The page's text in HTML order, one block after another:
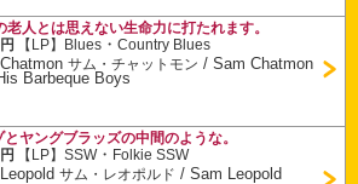
老人とは思えない生命力に打たれます。
【LP】 Blues ・Country Blues
サム・チャットモン /Sam Chatmon
Barbeque Boys
とヤングブラッズの中間のような。
【LP】SSW・ Folkie SSW
サム・レオポルド /Sam Leopold